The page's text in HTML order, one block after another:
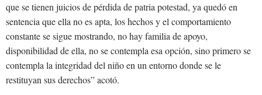
que se tienen juicios de pérdida de patria potestad, ya quedó en
sentencia que ella no es apta, los hechos y el comportamiento
constante se sigue mostrando, no hay familia de apoyo,
disponibilidad de ella, no se contempla esa opción, sino primero se
contempla la integridad del niño en un entorno donde se le
restituyan sus derechos” acotó.